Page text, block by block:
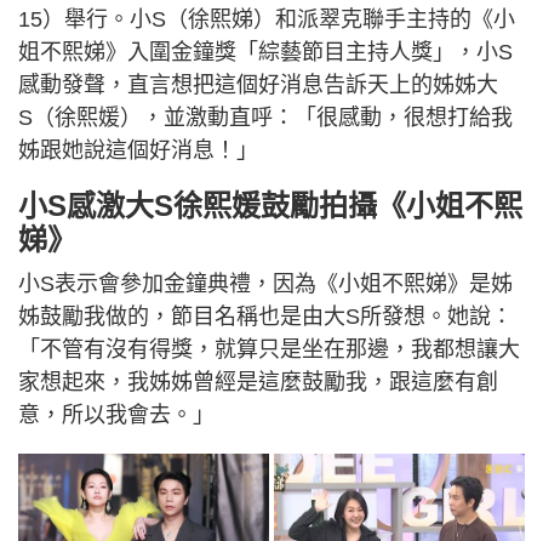
15）舉行。小S（徐熙娣）和派翠克聯手主持的《小
姐不熙娣》入圍金鐘獎「綜藝節目主持人獎」，小S
感動發聲，直言想把這個好消息告訴天上的姊姊大
S（徐熙媛），並激動直呼：「很感動，很想打給我
姊跟她說這個好消息！」
小S感激大S徐熙媛鼓勵拍攝《小姐不熙
娣》
小S表示會參加金鐘典禮，因為《小姐不熙娣》是姊
姊鼓勵我做的，節目名稱也是由大S所發想。她說：
「不管有沒有得獎，就算只是坐在那邊，我都想讓大
家想起來，我姊姊曾經是這麼鼓勵我，跟這麼有創
意，所以我會去。」